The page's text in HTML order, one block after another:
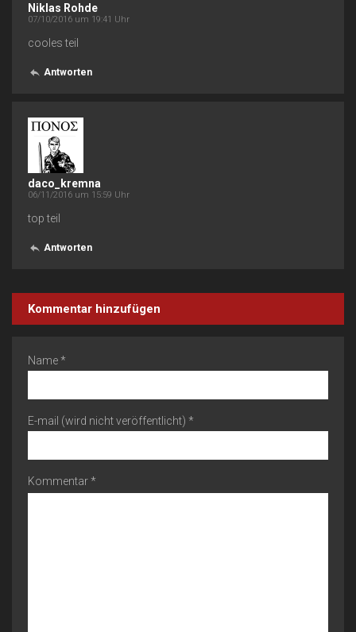
Niklas Rohde
07/10/2016 um 19:41 Uhr
cooles teil
Antworten
daco_kremna
06/11/2016 um 15:59 Uhr
top teil
Antworten
Kommentar hinzufügen
Name *
E-mail (wird nicht veröffentlicht) *
Kommentar *